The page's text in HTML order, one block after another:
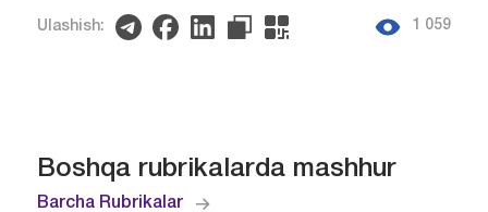
Ulashish: 1 059
Boshqa rubrikalarda mashhur
Barcha Rubrikalar